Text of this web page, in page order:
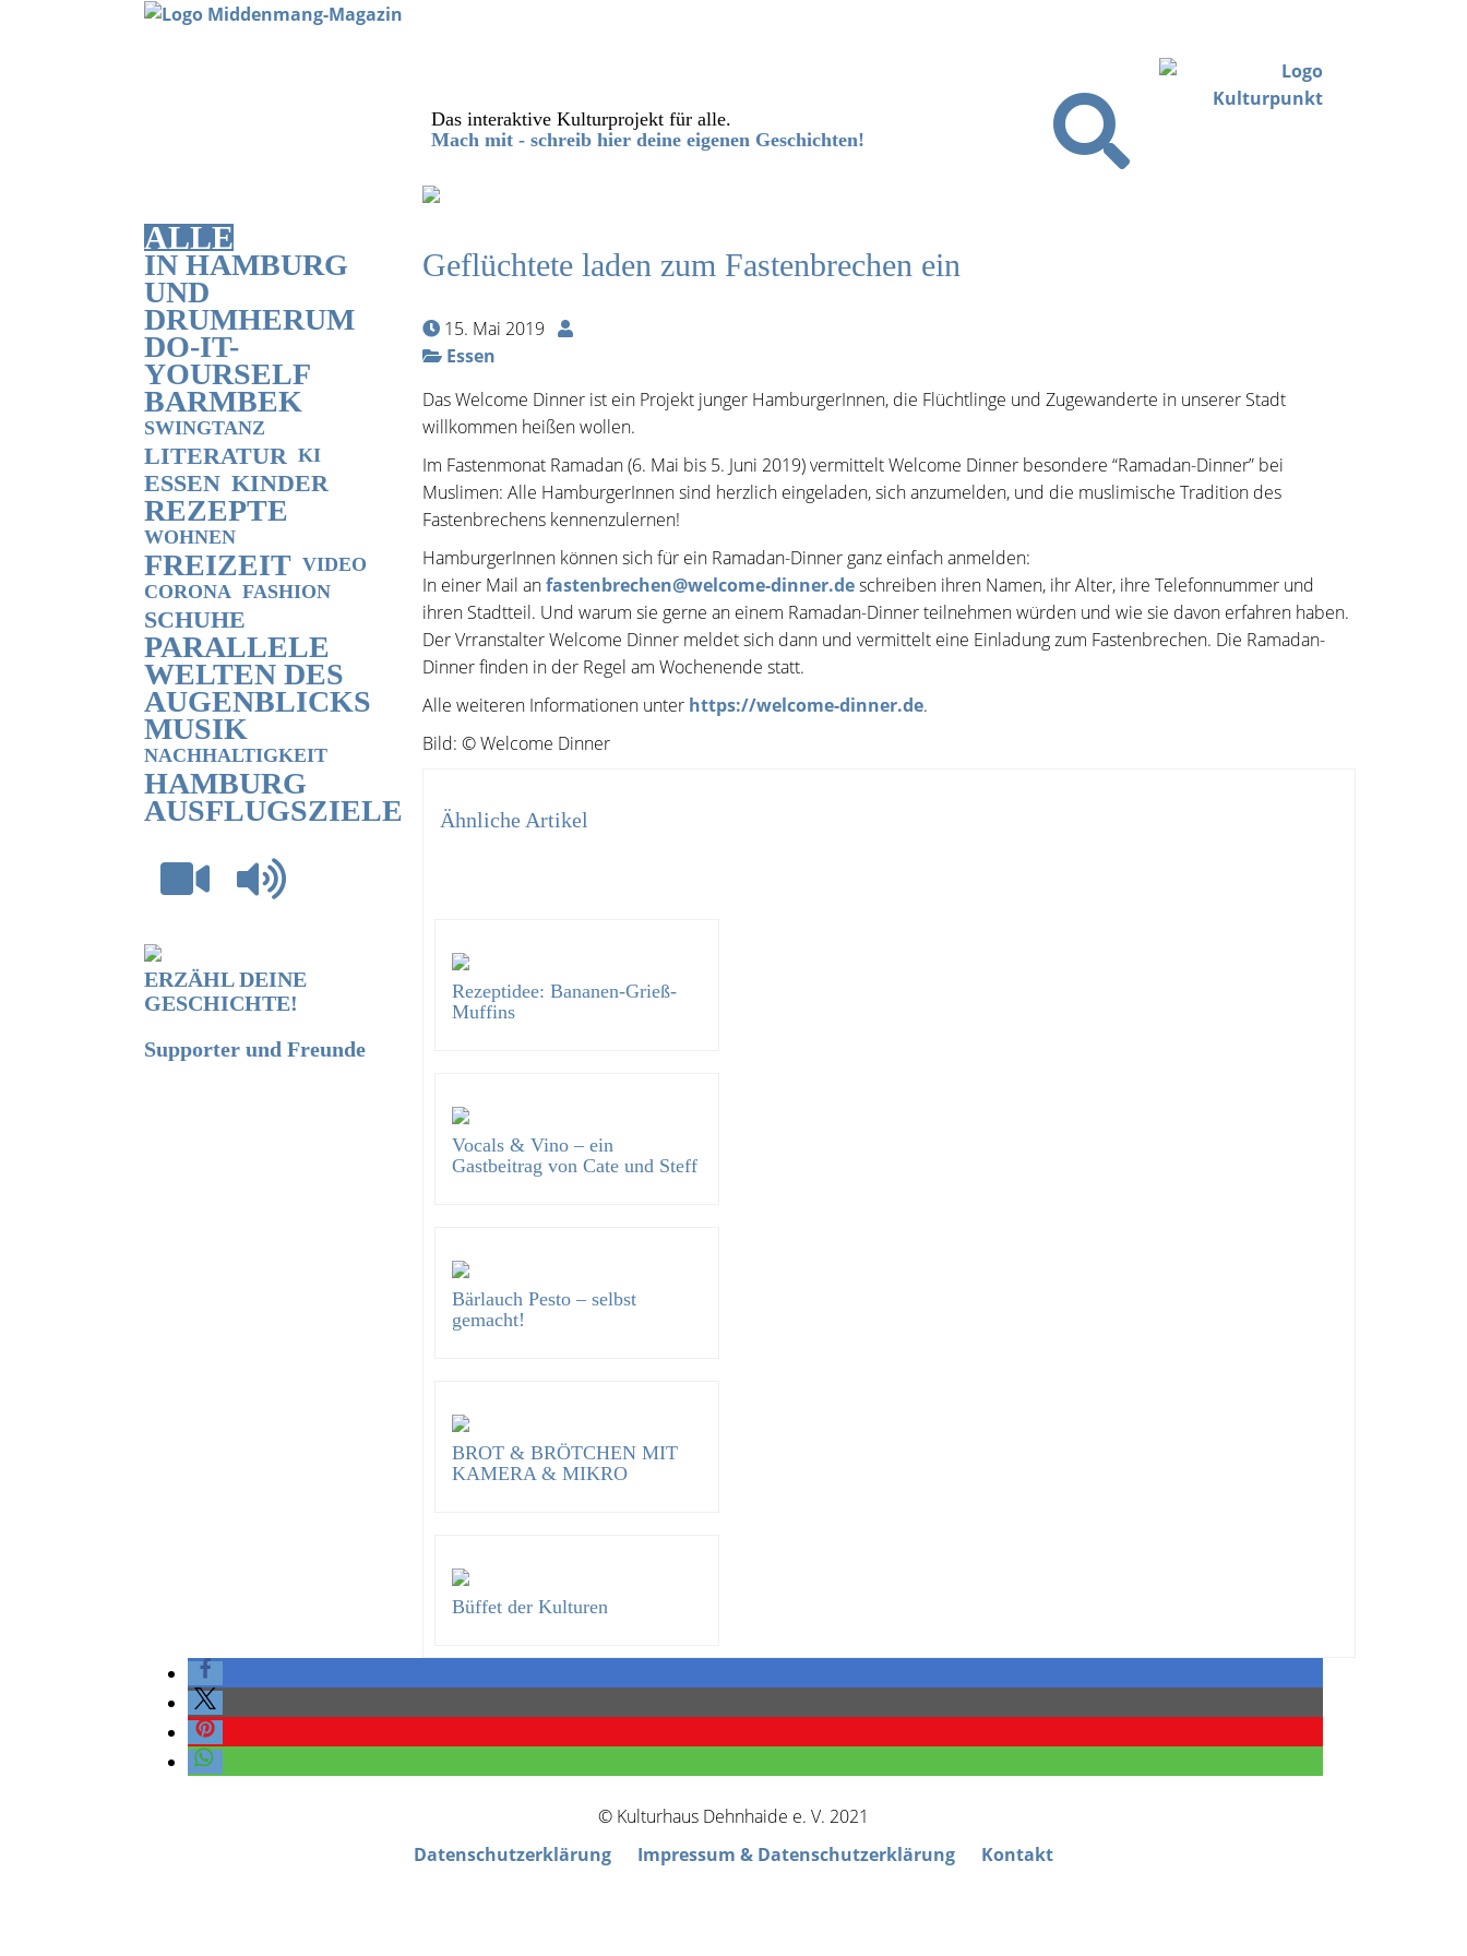
Das interaktive Kulturprojekt für alle.
Mach mit - schreib hier deine eigenen Geschichten!
ALLE
IN HAMBURG
UND
DRUMHERUM
DO-IT-
YOURSELF
BARMBEK
SWINGTANZ
LITERATUR KI
ESSEN KINDER
REZEPTE
WOHNEN
FREIZEIT VIDEO
CORONA FASHION
SCHUHE
PARALLELE
WELTEN DES
AUGENBLICKS
MUSIK
NACHHALTIGKEIT
HAMBURG
AUSFLUGSZIELE
ERZÄHL DEINE
GESCHICHTE!
Supporter und Freunde
Geflüchtete laden zum Fastenbrechen ein
15. Mai 2019
Essen
Das Welcome Dinner ist ein Projekt junger HamburgerInnen, die Flüchtlinge und Zugewanderte in unserer Stadt
willkommen heißen wollen.
Im Fastenmonat Ramadan (6. Mai bis 5. Juni 2019) vermittelt Welcome Dinner besondere “Ramadan-Dinner” bei
Muslimen: Alle HamburgerInnen sind herzlich eingeladen, sich anzumelden, und die muslimische Tradition des
Fastenbrechens kennenzulernen!
HamburgerInnen können sich für ein Ramadan-Dinner ganz einfach anmelden:
In einer Mail anfastenbrechen@welcome-dinner.deschreiben ihren Namen, ihr Alter, ihre Telefonnummer und
ihren Stadtteil. Und warum sie gerne an einem Ramadan-Dinner teilnehmen würden und wie sie davon erfahren haben.
Der Vrranstalter Welcome Dinner meldet sich dann und vermittelt eine Einladung zum Fastenbrechen. Die Ramadan-
Dinner finden in der Regel am Wochenende statt.
Alle weiteren Informationen unter https://welcome-dinner.de.
Bild: © Welcome Dinner
Ähnliche Artikel
Rezeptidee: Bananen-Grieß-
Muffins
Vocals & Vino – ein
Gastbeitrag von Cate und Steff
Bärlauch Pesto – selbst
gemacht!
BROT & BRÖTCHEN MIT
KAMERA & MIKRO
Büffet der Kulturen
© Kulturhaus Dehnhaide e. V. 2021
Datenschutzerklärung
Impressum & Datenschutzerklärung Kontakt